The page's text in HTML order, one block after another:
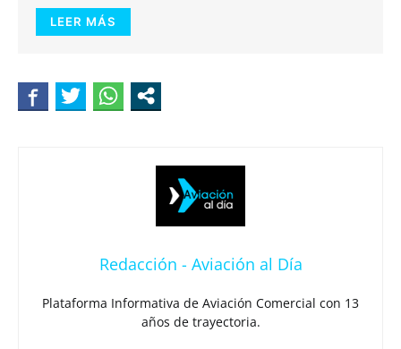
LEER MÁS
Redacción - Aviación al Día
Plataforma Informativa de Aviación Comercial con 13
años de trayectoria.